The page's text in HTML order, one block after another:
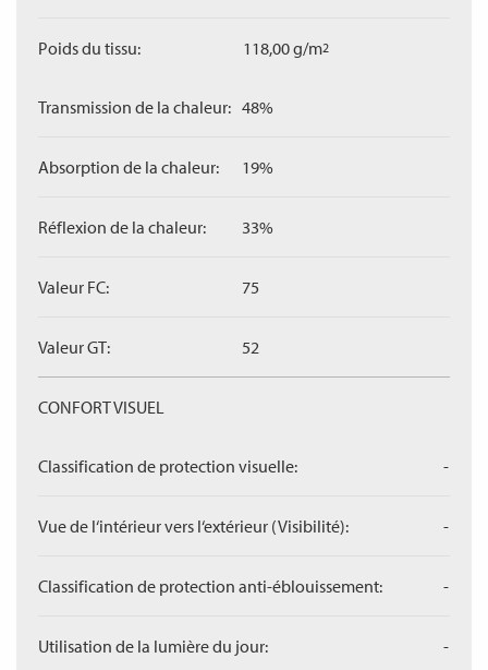
Poids du tissu: 118,00 g/m2
Transmission de la chaleur: 48%
Absorption de la chaleur: 19%
Réflexion de la chaleur: 33%
Valeur FC: 75
Valeur GT: 52
CONFORT VISUEL
Classification de protection visuelle: -
Vue de l‘intérieur vers l‘extérieur (Visibilité): -
Classification de protection anti-éblouissement: -
Utilisation de la lumière du jour: -